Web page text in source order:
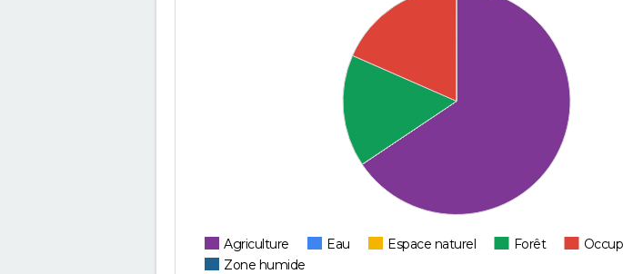
Agriculture Eau Espace naturel Forêt
Zone humide